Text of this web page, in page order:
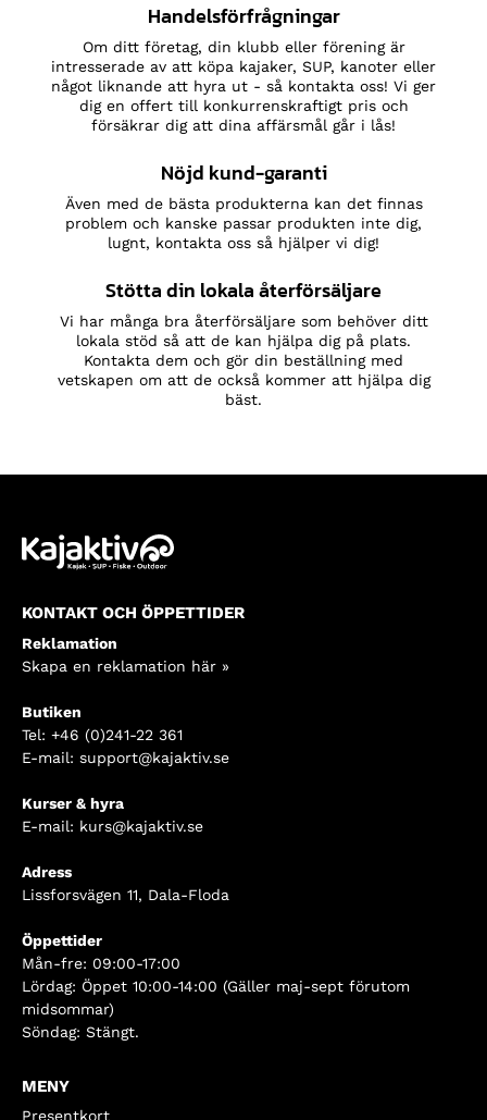
Handelsförfrågningar
Om ditt företag, din klubb eller förening är
intresserade av att köpa kajaker, SUP, kanoter eller
något liknande att hyra ut - så kontakta oss! Vi ger
dig en offert till konkurrenskraftigt pris och
försäkrar dig att dina affärsmål går i lås!
Nöjd kund-garanti
Även med de bästa produkterna kan det finnas
problem och kanske passar produkten inte dig,
lugnt, kontakta oss så hjälper vi dig!
Stötta din lokala återförsäljare
Vi har många bra återförsäljare som behöver ditt
lokala stöd så att de kan hjälpa dig på plats.
Kontakta dem och gör din beställning med
vetskapen om att de också kommer att hjälpa dig
bäst.
KONTAKT OCH ÖPPETTIDER
Reklamation
Skapa en reklamation här »
Butiken
Tel: +46 (0)241-22 361
E-mail: support@kajaktiv.se
Kurser & hyra
E-mail: kurs@kajaktiv.se
Adress
Lissforsvägen 11, Dala-Floda
Öppettider
Mån-fre: 09:00-17:00
Lördag: Öppet 10:00-14:00 (Gäller maj-sept förutom
midsommar)
Söndag: Stängt.
MENY
Presentkort